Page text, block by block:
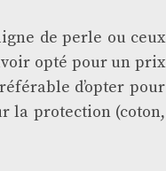
de perle ou ceux
opté pour un prix
d’opter pour
la protection (coton,